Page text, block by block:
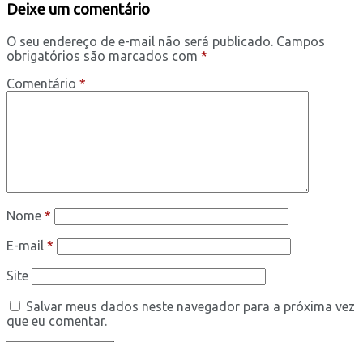
Deixe um comentário
O seu endereço de e-mail não será publicado. Campos
obrigatórios são marcados com *
Comentário *
Nome *
E-mail *
Site
Salvar meus dados neste navegador para a próxima vez
que eu comentar.